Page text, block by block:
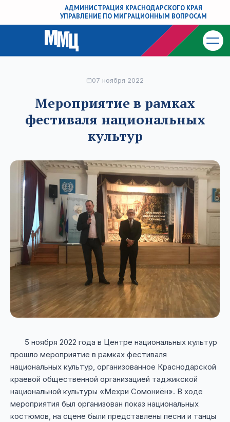
АДМИНИСТРАЦИЯ КРАСНОДАРСКОГО КРАЯ
УПРАВЛЕНИЕ ПО МИГРАЦИОННЫМ ВОПРОСАМ
07 ноября 2022
Мероприятие в рамках
фестиваля национальных
культур
5 ноября 2022 года в Центре национальных культур
прошло мероприятие в рамках фестиваля
национальных культур, организованное Краснодарской
краевой общественной организацией таджикской
национальной культуры «Мехри Сомониён». В ходе
мероприятия был организован показ национальных
костюмов, на сцене были представлены песни и танцы